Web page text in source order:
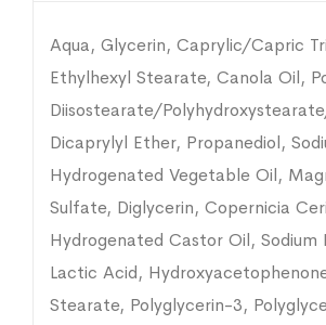
Aqua, Glycerin, Caprylic/Capric
Ethylhexyl Stearate, Canola Oil,
Diisostearate/
Dicaprylyl Ether, Propanediol,
Hydrogenated Vegetable Oil,
Sulfate, Diglycerin, Copernicia
Hydrogenated Castor Oil, Sodium
Lactic Acid,
Stearate, Polyglycerin-3,